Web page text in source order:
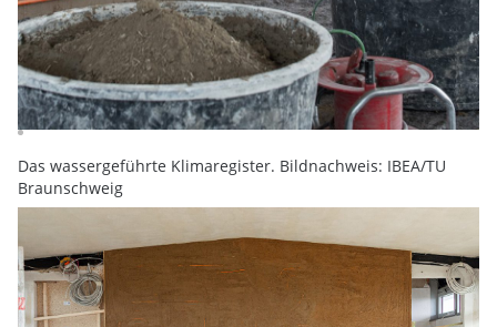
Das wassergeführte Klimaregister. Bildnachweis: IBEA/TU
Braunschweig